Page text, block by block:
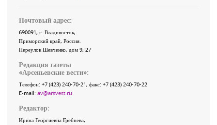
Почтовый адрес:
690091, г. Владивосток,
Приморский край, Россия
Переулок Шевченко, дом 9, 27
Редакция газеты
«Арсеньевские вести»:
Телефон: +7 (423) 240-70-21, факс: +7 (423) 240-70-22
E-mail: av@arsvest.ru
Редактор:
Ирина Георгиевна Гребнёва,